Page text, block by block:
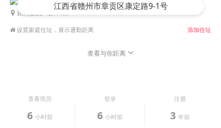
江西省赣州市章贡区康定路9-1号
距离贸易广场171米
添加住址
设置家庭住址，展示通勤距离
查看与你距离
查看简历
6 小时前
登录
6 小时前
注册
3年前